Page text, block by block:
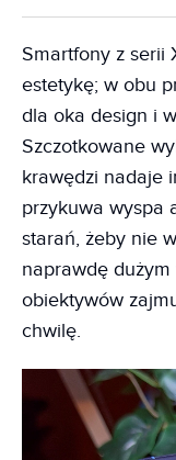
Smartfony z serii
estetykę; w obu
dla oka design i
Szczotkowane
krawędzi nadaje
przykuwa wyspa
starań, żeby nie
naprawdę
obiektywów
chwilę.